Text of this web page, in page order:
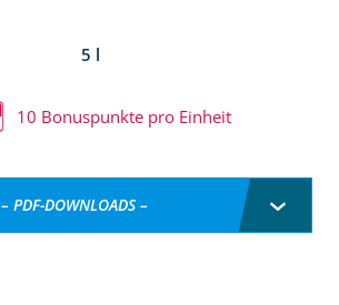
5 l
10 Bonuspunkte pro Einheit
– PDF-DOWNLOADS –